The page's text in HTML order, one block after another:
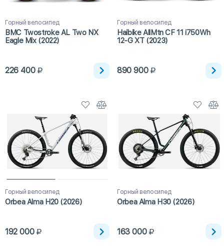
Горный велосипед
BMC Twostroke AL Two NX
Eagle Mix (2022)
226 400
Горный велосипед
Haibike AllMtn CF 11 i750Wh
12-G XT (2023)
890 900
Горный велосипед
Orbea Alma H20 (2026)
192 000
Горный велосипед
Orbea Alma H30 (2026)
163 000